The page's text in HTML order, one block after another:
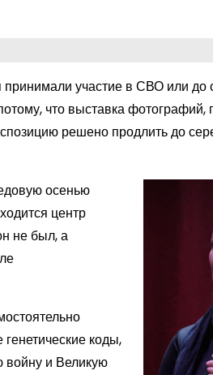
участие в СВО или до
что выставка фотографий,
решено продлить до
осенью
центр
не был, а
коды,
войну и Великую